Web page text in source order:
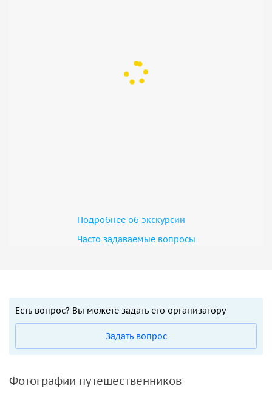
Подробнее об экскурсии
Часто задаваемые вопросы
Есть вопрос? Вы можете задать его организатору
Задать вопрос
Фотографии путешественников